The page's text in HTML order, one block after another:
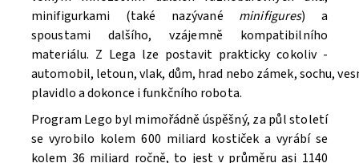
Souhlasím seZpracováním osobních údajů.
minifigurkami (také nazývané minifigures) a
spoustami dalšího, vzájemně kompatibilního
materiálu. Z Lega lze postavit prakticky cokoliv -
automobil, letoun, vlak, dům, hrad nebo zámek, sochu,
plavidlo a dokonce i funkčního robota.
Program Lego byl mimořádně úspěšný, za půl století
se vyrobilo kolem 600 miliard kostiček a vyrábí se
kolem 36 miliard ročně, to jest v průměru asi 1140